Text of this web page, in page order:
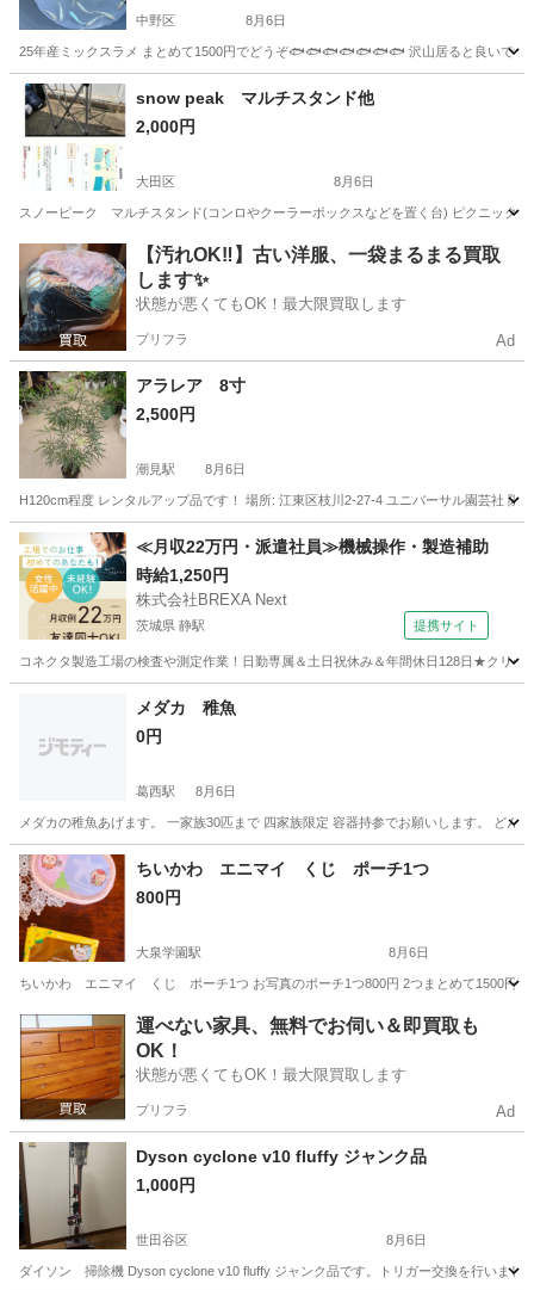
中野区 8月6日
25年産ミックスラメ まとめて1500円でどうぞ🐟🐟🐟🐟🐟🐟🐟 沢山居ると良いです
東京 中野区
snow peak マルチスタンド他
2,000円
大田区 8月6日
スノーピーク マルチスタンド(コンロやクーラーボックスなどを置く台) ピクニック
東京 大田区 その他 snow peak
【汚れOK‼️】古い洋服、一袋まるまる買取
します✨
状態が悪くてもOK！最大限買取します
プリフラ Ad
アラレア 8寸
2,500円
潮見駅 8月6日
H120cm程度 レンタルアップ品です！ 場所: 江東区枝川2-27-4 ユニバーサル園芸社
東京 江東区 潮見駅 その他 アラレア
≪月収22万円・派遣社員≫機械操作・製造補助
時給1,250円
株式会社BREXA Next
茨城県 静駅 提携サイト
コネクタ製造工場の検査や測定作業！日勤専属＆土日祝休み＆年間休日128日★クリ
常陸大宮市 静駅
メダカ 稚魚
0円
葛西駅 8月6日
メダカの稚魚あげます。 一家族30匹まで 四家族限定 容器持参でお願いします。 ど
東京 江戸川区 葛西駅 稚魚
ちいかわ エニマイ くじ ポーチ1つ
800円
大泉学園駅 8月6日
ちいかわ エニマイ くじ ポーチ1つ お写真のポーチ1つ800円 2つまとめて1500円 他
東京 練馬区 大泉学園駅 その他 ちい
運べない家具、無料でお伺い＆即買取も
OK！
状態が悪くてもOK！最大限買取します
プリフラ Ad
Dyson cyclone v10 fluffy ジャンク品
1,000円
世田谷区 8月6日
ダイソン 掃除機 Dyson cyclone v10 fluffy ジャンク品です。トリガー交換を行いまし